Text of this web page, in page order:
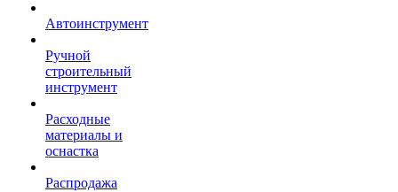
Автоинструмент
Ручной
строительный
инструмент
Расходные
материалы и
оснастка
Распродажа